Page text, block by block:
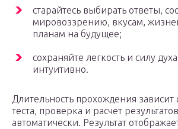
старайтесь выбирать ответы,
мировоззрению, вкусам,
планам на будущее;
сохраняйте легкость и силу
интуитивно.
Длительность прохождения
теста, проверка и расчет
автоматически. Результат